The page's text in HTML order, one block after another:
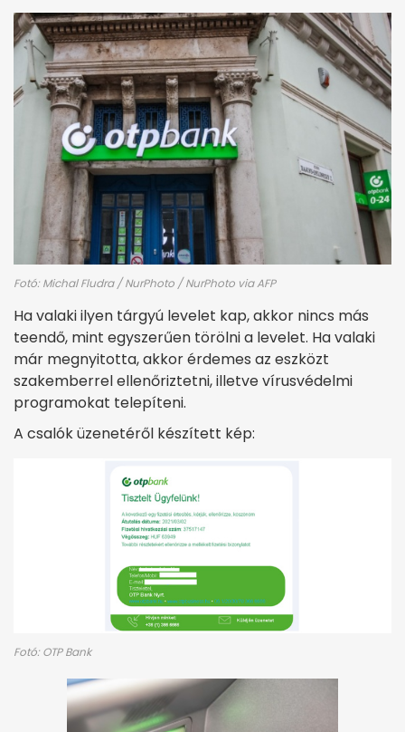
Fotó: Michal Fludra / NurPhoto / NurPhoto via AFP
Ha valaki ilyen tárgyú levelet kap, akkor nincs más
teendő, mint egyszerűen törölni a levelet. Ha valaki
már megnyitotta, akkor érdemes az eszközt
szakemberrel ellenőriztetni, illetve vírusvédelmi
programokat telepíteni.
A csalók üzenetéről készített kép:
Fotó: OTP Bank